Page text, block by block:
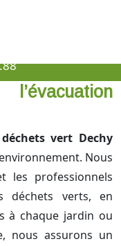
vert Dechy
Nous
les professionnels
déchets verts, en
à chaque jardin ou
nous assurons un